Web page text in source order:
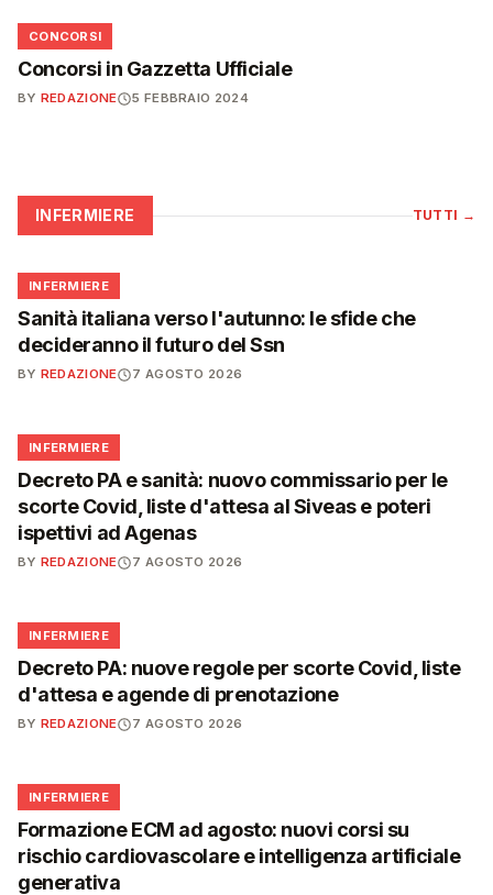
📋
CONCORSI
Concorsi in Gazzetta Ufficiale
BY REDAZIONE 5 FEBBRAIO 2024
INFERMIERE TUTTI →
🩺
INFERMIERE
Sanità italiana verso l'autunno: le sfide che
decideranno il futuro del Ssn
BY REDAZIONE 7 AGOSTO 2026
🩺
INFERMIERE
Decreto PA e sanità: nuovo commissario per le
scorte Covid, liste d'attesa al Siveas e poteri
ispettivi ad Agenas
BY REDAZIONE 7 AGOSTO 2026
🩺
INFERMIERE
Decreto PA: nuove regole per scorte Covid, liste
d'attesa e agende di prenotazione
BY REDAZIONE 7 AGOSTO 2026
🩺
INFERMIERE
Formazione ECM ad agosto: nuovi corsi su
rischio cardiovascolare e intelligenza artificiale
generativa